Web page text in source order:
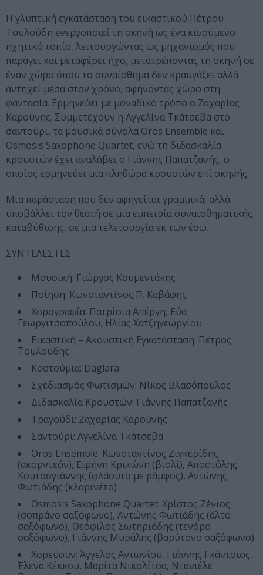
Η γλυπτική εγκατάσταση του εικαστικού Πέτρου
Τουλούδη ενεργοποιεί τη σκηνή ως ένα κινούμενο
ηχητικό τοπίο, λειτουργώντας ως μηχανισμός που
παράγει και μεταφέρει ήχο, μετατρέποντας τη σκηνή σε
έναν χώρο όπου το συναίσθημα δεν κραυγάζει αλλά
αντηχεί μέσα στον χρόνο, αφήνοντας χώρο στη
φαντασία. Ερμηνεύει με μοναδικό τρόπο o Ζαχαρίας
Καρούνης. Συμμετέχουν η Αγγελίνα Τκάτσεβα στο
σαντούρι, τα μουσικά σύνολα Oros Ensemble και
Osmosis Saxophone Quartet, ενώ τη διδασκαλία
κρουστών έχει αναλάβει ο Γιάννης Παπατζανής, ο
οποίος ερμηνεύει μια πληθώρα κρουστών επί σκηνής.
Μια παράσταση που δεν αφηγείται γραμμικά, αλλά
υποβάλλει τον θεατή σε μια εμπειρία συναισθηματικής
καταβύθισης, σε μια τελετουργία εκ των έσω.
ΣΥΝΤΕΛΕΣΤΕΣ
Μουσική: Γιώργος Κουμεντάκης
Ποίηση: Κωνσταντίνος Π. Καβάφης
Χορογραφία: Πατρίσια Απέργη, Εύα
Γεωργιτσοπούλου, Ηλίας Χατζηγεωργίου
Εικαστική – Ακουστική Εγκατάσταση: Πέτρος
Τουλούδης
Κοστούμια: Daglara
Σχεδιασμός Φωτισμών: Νίκος Βλασόπουλος
Διδασκαλία Κρουστών: Γιάννης Παπατζανής
Τραγούδι: Ζαχαρίας Καρούνης
Σαντούρι: Αγγελίνα Τκάτσεβα
Oros Ensemble: Κωνσταντίνος Ζιγκερίδης
(ακορντεόν), Ειρήνη Κρικώνη (βιολί), Αποστόλης
Κουτσογιάννης (φλάουτο με ράμφος), Αντώνης
Φωτιάδης (κλαρινέτο)
Osmosis Saxophone Quartet: Χρίστος Ζένιος
(σοπράνο σαξόφωνο), Αντώνης Φωτιάδης (άλτο
σαξόφωνο), Θεόφιλος Σωτηριάδης (τενόρο
σαξόφωνο), Γιάννης Μυράλης (βαρύτονο σαξόφωνο)
Χορεύουν: Άγγελος Αντωνίου, Γιάννης Γκάντσιος,
Έλενα Κέκκου, Μαρίτα Νικολίτσα, Ντανιέλε